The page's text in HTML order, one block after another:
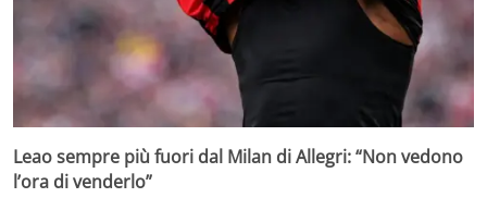
Leao sempre più fuori dal Milan di Allegri: “Non vedono
l’ora di venderlo”